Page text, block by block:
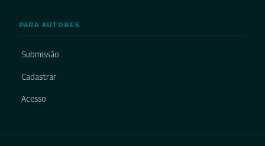
PARA AUTORES
Submissão
Cadastrar
Acesso